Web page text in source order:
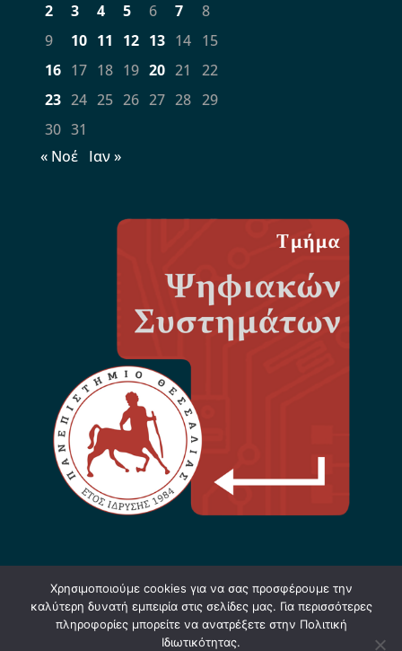
2
3 4 5 6 7
8
9
10 11 12 13 14
15
16 17 18 19 20 21
22
23 24 25 26 27 28 29
30 31
« Νοέ
Ιαν »
Χρησιμοποιούμε cookies για να σας προσφέρουμε την
καλύτερη δυνατή εμπειρία στις σελίδες μας. Για περισσότερες
πληροφορίες μπορείτε να ανατρέξετε στην Πολιτική
Ιδιωτικότητας.